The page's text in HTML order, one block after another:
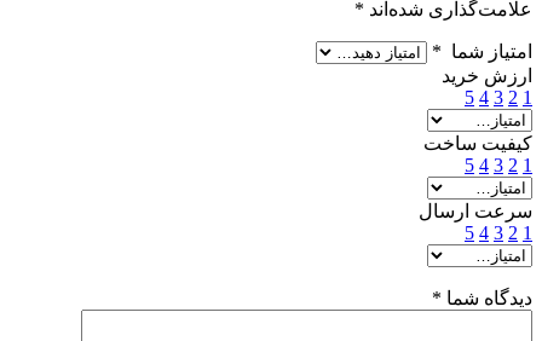
علامت‌گذاری شده‌اند *
امتیاز شما *
ارزش خرید
1
2
3
4
5
کیفیت ساخت
1
2
3
4
5
سرعت ارسال
1
2
3
4
5
دیدگاه شما *